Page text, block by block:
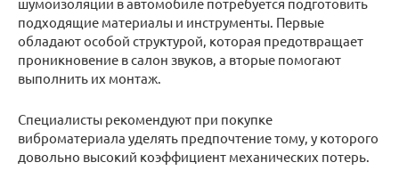
подходящие материалы и инструменты. Первые
обладают особой структурой, которая предотвращает
проникновение в салон звуков, а вторые помогают
выполнить их монтаж.
Специалисты рекомендуют при покупке
виброматериала уделять предпочтение тому, у которого
довольно высокий коэффициент механических потерь.